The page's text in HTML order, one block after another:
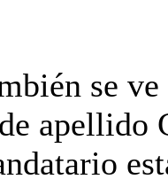
se
apellido